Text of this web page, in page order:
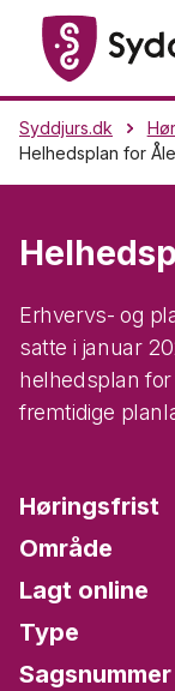
Syddjurs.dk
Helhedsplan for
Erhvervs- og
satte i januar
helhedsplan
fremtidige
Høringsfrist
Område
Lagt online
Type
Sagsnummer